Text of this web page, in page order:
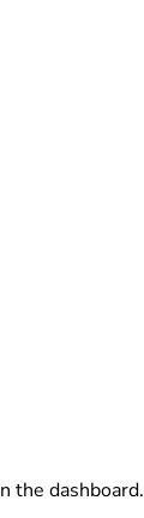
the dashboard.